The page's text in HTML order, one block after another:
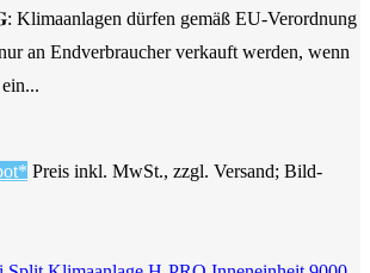
dürfen gemäß EU-Verordnung
an Endverbraucher verkauft werden, wenn
Preis inkl. MwSt., zzgl. Versand; Bild-